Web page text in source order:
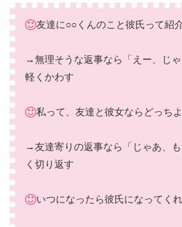
友達に○○くんのこと彼氏って紹
→無理そうな返事なら「えー、じ
軽くかわす
私って、友達と彼女ならどっち
→友達寄りの返事なら「じゃあ、
く切り返す
いつになったら彼氏になってく